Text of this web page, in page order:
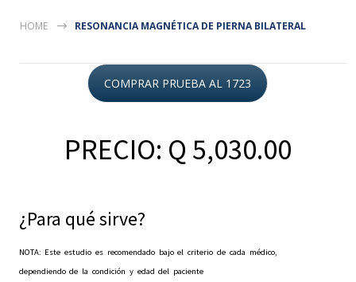
HOME RESONANCIA MAGNÉTICA DE PIERNA BILATERAL
COMPRAR PRUEBA AL 1723
PRECIO: Q 5,030.00
¿Para qué sirve?
NOTA: Este estudio es recomendado bajo el criterio de cada médico,
dependiendo de la condición y edad del paciente